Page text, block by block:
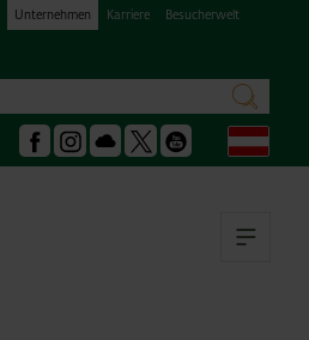
Unternehmen Karriere
Besucherwelt
suchen
Facebook
Instagram
Podcast Youtube